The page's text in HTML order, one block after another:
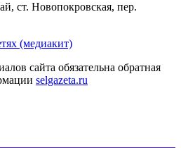
ст. Новопокровская, пер.
(медиакит)
сайта обязательна обратная
selgazeta.ru